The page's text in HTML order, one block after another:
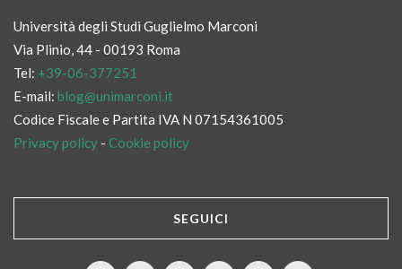
Università degli Studi Guglielmo Marconi
Via Plinio, 44 - 00193 Roma
Tel: +39-06-377251
E-mail: blog@unimarconi.it
Codice Fiscale e Partita IVA N 07154361005
Privacy policy - Cookie policy
SEGUICI